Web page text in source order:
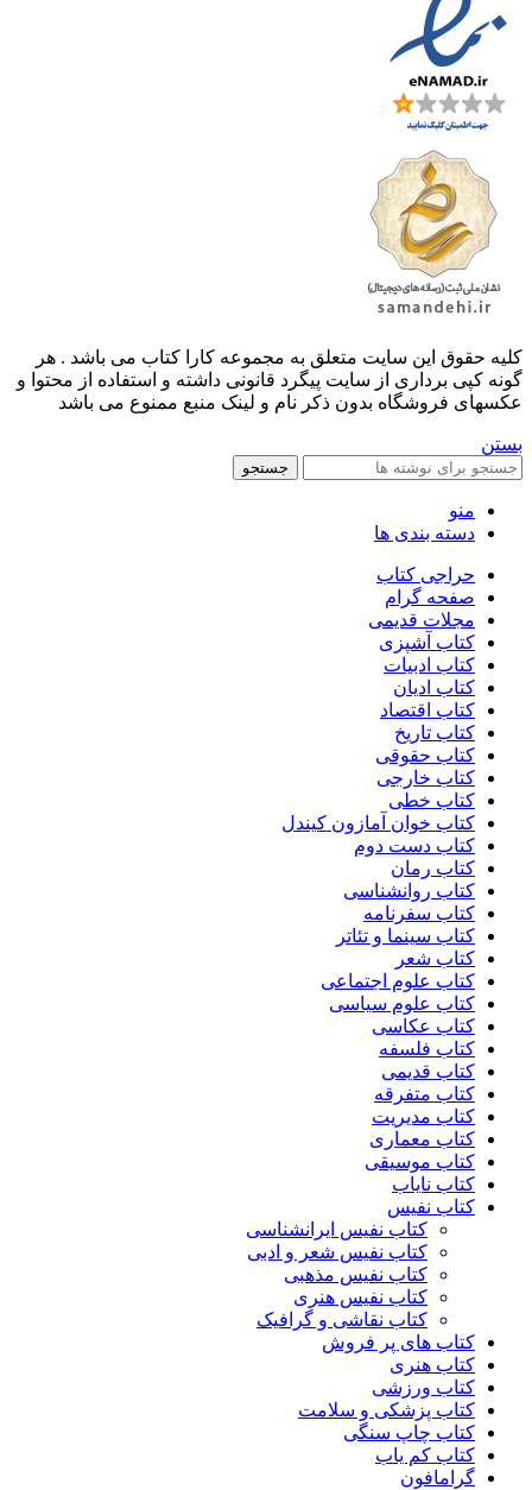
کليه حقوق اين سايت متعلق به مجموعه کارا کتاب می باشد . هر
گونه کپی برداری از سایت پیگرد قانونی داشته و استفاده از محتوا و
عکسهای فروشگاه بدون ذکر نام و لینک منبع ممنوع می باشد
بستن
جستجو
منو
دسته بندی ها
حراجی کتاب
صفحه گرام
مجلات قدیمی
کتاب آشپزی
کتاب ادبیات
کتاب ادیان
کتاب اقتصاد
کتاب تاریخ
کتاب حقوقی
کتاب خارجی
کتاب خطی
کتاب خوان آمازون کیندل
کتاب دست دوم
کتاب رمان
کتاب روانشناسی
کتاب سفرنامه
کتاب سینما و تئاتر
کتاب شعر
کتاب علوم اجتماعی
کتاب علوم سیاسی
کتاب عکاسی
کتاب فلسفه
کتاب قدیمی
کتاب متفرقه
کتاب مدیریت
کتاب معماری
کتاب موسیقی
کتاب نایاب
کتاب نفیس
کتاب نفیس ایرانشناسی
کتاب نفیس شعر و ادبی
کتاب نفیس مذهبی
کتاب نفیس هنری
کتاب نقاشی و گرافیک
کتاب های پر فروش
کتاب هنری
کتاب ورزشی
کتاب پزشکی و سلامت
کتاب چاپ سنگی
کتاب کم یاب
گرامافون